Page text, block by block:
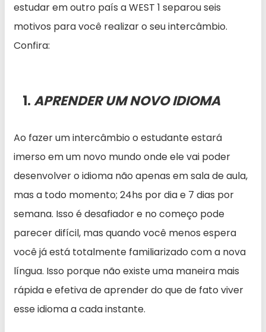
estudar em outro país a WEST 1 separou seis
motivos para você realizar o seu intercâmbio.
Confira:
1.APRENDER UM NOVO IDIOMA
Ao fazer um intercâmbio o estudante estará
imerso em um novo mundo onde ele vai poder
desenvolver o idioma não apenas em sala de aula,
mas a todo momento; 24hs por dia e 7 dias por
semana. Isso é desafiador e no começo pode
parecer difícil, mas quando você menos espera
você já está totalmente familiarizado com a nova
língua. Isso porque não existe uma maneira mais
rápida e efetiva de aprender do que de fato viver
esse idioma a cada instante.